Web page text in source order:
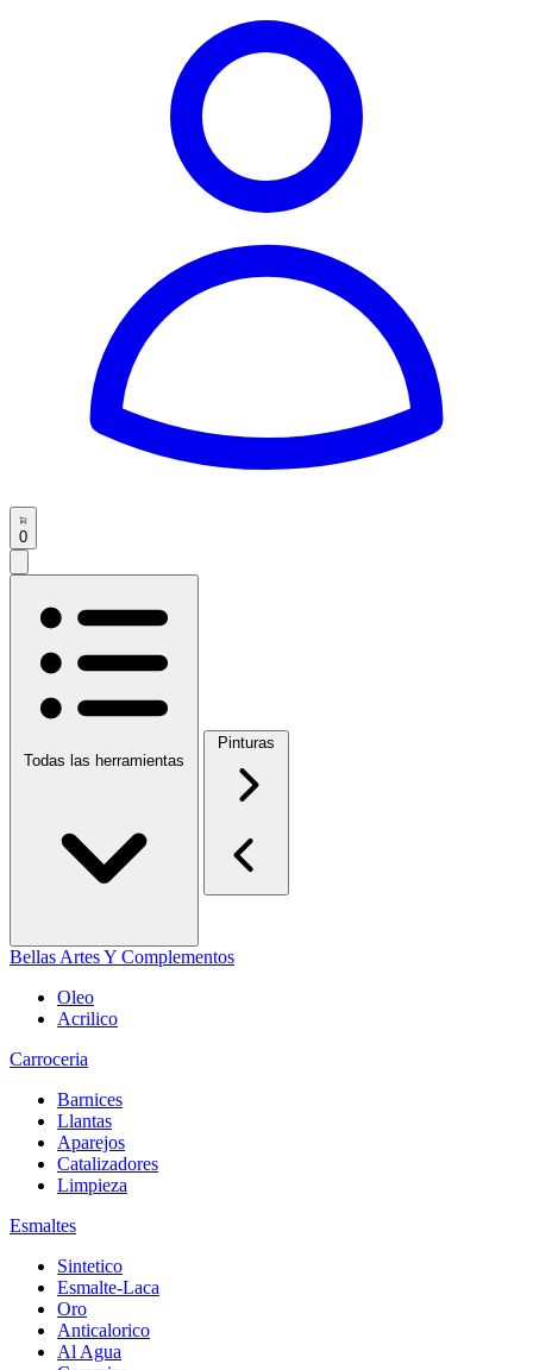
0
Todas las herramientas
Pinturas
Bellas Artes Y Complementos
Oleo
Acrilico
Carroceria
Barnices
Llantas
Aparejos
Catalizadores
Limpieza
Esmaltes
Sintetico
Esmalte-Laca
Oro
Anticalorico
Al Agua